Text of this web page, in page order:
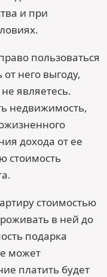
и при
пользоваться
него выгоду,
являетесь.
недвижимость,
дохода от ее
стоимость
стоимостью
в ней до
подарка
может
платить будет